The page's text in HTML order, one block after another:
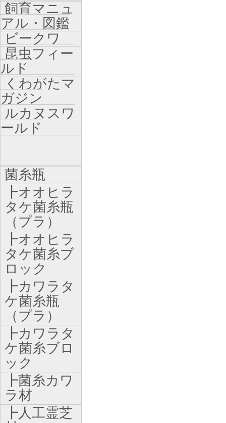
飼育マニュ
アル・図鑑
ビークワ
昆虫フィー
ルド
くわがたマ
ガジン
ルカヌスワ
ールド
菌糸瓶
┣オオヒラ
タケ菌糸瓶
（プラ）
┣オオヒラ
タケ菌糸ブ
ロック
┣カワラタ
ケ菌糸瓶
（プラ）
┣カワラタ
ケ菌糸ブロ
ック
┣菌糸カワ
ラ材
┣人工霊芝